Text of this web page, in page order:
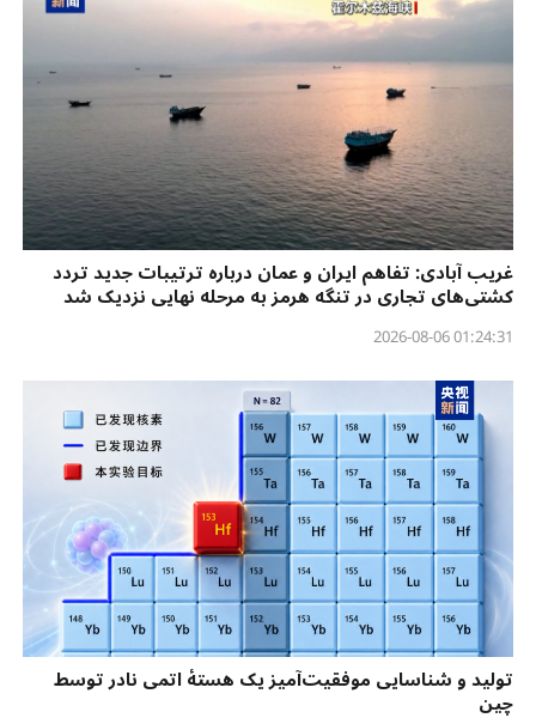
غریب آبادی: تفاهم ایران و عمان درباره ترتیبات جدید تردد
کشتی‌های تجاری در تنگه هرمز به مرحله نهایی نزدیک شد
01:24:31 2026-08-06
تولید و شناسایی موفقیت‌آمیز یک هستهٔ اتمی نادر توسط
چین